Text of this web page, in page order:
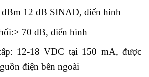
12 dB SINAD, điển hình
70 dB, điển hình
12-18 VDC tại 150 mA, được
điện bên ngoài